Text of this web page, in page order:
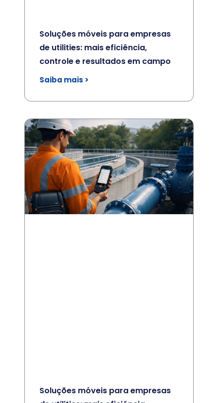
Soluções móveis para empresas
de utilities: mais eficiência,
controle e resultados em campo
Saiba mais >
Soluções móveis para empresas